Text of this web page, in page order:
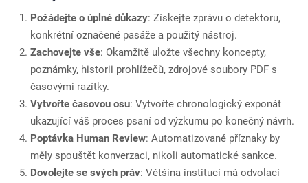
Požádejte o úplné důkazy: Získejte zprávu o detektoru,
konkrétní označené pasáže a použitý nástroj.
Zachovejte vše: Okamžitě uložte všechny koncepty,
poznámky, historii prohlížečů, zdrojové soubory PDF s
časovými razítky.
Vytvořte časovou osu: Vytvořte chronologický exponát
ukazující váš proces psaní od výzkumu po konečný návrh.
Poptávka Human Review: Automatizované příznaky by
měly spouštět konverzaci, nikoli automatické sankce.
Dovolejte se svých práv: Většina institucí má odvolací